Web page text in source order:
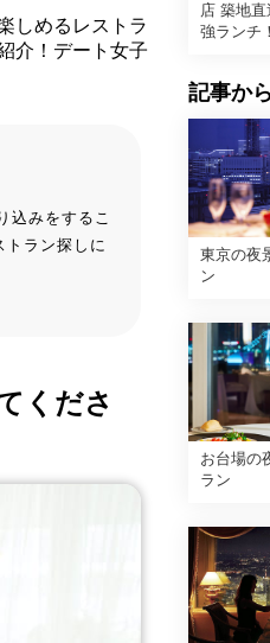
しめるレストラ
介！デート女子
込みをするこ
トラン探しに
くださ
店 築地
強ランチ！
記事か
東京の夜
ン
お台場の
ラン